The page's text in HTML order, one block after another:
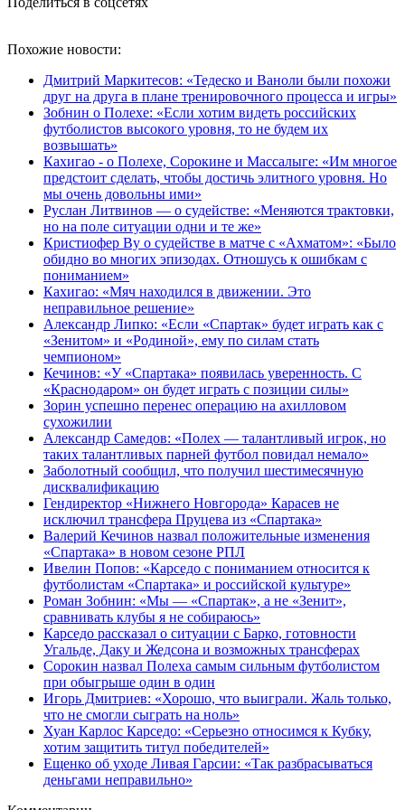
Похожие новости:
Дмитрий Маркитесов: «Тедеско и Ваноли были похожи
друг на друга в плане тренировочного процесса и игры»
Зобнин о Полехе: «Если хотим видеть российских
футболистов высокого уровня, то не будем их
возвышать»
Кахигао - о Полехе, Сорокине и Массалыге: «Им многое
предстоит сделать, чтобы достичь элитного уровня. Но
мы очень довольны ими»
Руслан Литвинов — о судействе: «Меняются трактовки,
но на поле ситуации одни и те же»
Кристиофер Ву о судействе в матче с «Ахматом»: «Было
обидно во многих эпизодах. Отношусь к ошибкам с
пониманием»
Кахигао: «Мяч находился в движении. Это
неправильное решение»
Александр Липко: «Если «Спартак» будет играть как с
«Зенитом» и «Родиной», ему по силам стать
чемпионом»
Кечинов: «У «Спартака» появилась уверенность. С
«Краснодаром» он будет играть с позиции силы»
Зорин успешно перенес операцию на ахилловом
сухожилии
Александр Самедов: «Полех — талантливый игрок, но
таких талантливых парней футбол повидал немало»
Заболотный сообщил, что получил шестимесячную
дисквалификацию
Гендиректор «Нижнего Новгорода» Карасев не
исключил трансфера Пруцева из «Спартака»
Валерий Кечинов назвал положительные изменения
«Спартака» в новом сезоне РПЛ
Ивелин Попов: «Карседо с пониманием относится к
футболистам «Спартака» и российской культуре»
Роман Зобнин: «Мы — «Спартак», а не «Зенит»,
сравнивать клубы я не собираюсь»
Карседо рассказал о ситуации с Барко, готовности
Угальде, Даку и Жедсона и возможных трансферах
Сорокин назвал Полеха самым сильным футболистом
при обыгрыше один в один
Игорь Дмитриев: «Хорошо, что выиграли. Жаль только,
что не смогли сыграть на ноль»
Хуан Карлос Карседо: «Серьезно относимся к Кубку,
хотим защитить титул победителей»
Ещенко об уходе Ливая Гарсии: «Так разбрасываться
деньгами неправильно»